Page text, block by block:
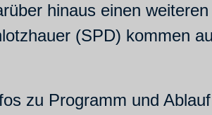
hinaus einen
(SPD) kommen
zu Programm und